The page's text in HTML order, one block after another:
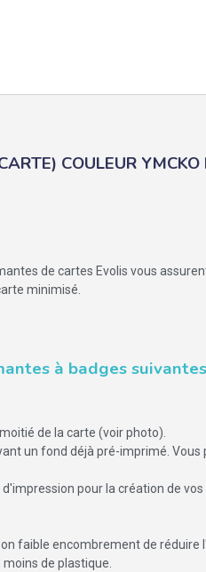
COULEUR
de cartes Evolis vous
minimisé.
à badges
de la carte (voir photo).
un fond déjà pré-imprimé.
pour la création de
faible encombrement de
de plastique.